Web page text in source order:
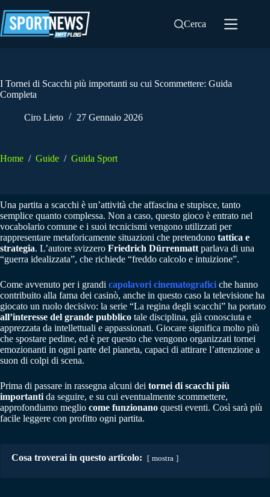
al
contenuto
Cerca
I Tornei di Scacchi più importanti su cui Scommettere: Guida
Completa
Ciro Lieto 27 Gennaio 2026
Home / Guide / Guida Sport
Una partita a scacchi è un’attività che affascina e stupisce, tanto
semplice quanto complessa. Non a caso, questo gioco è entrato nel
vocabolario comune e i suoi tecnicismi vengono utilizzati per
rappresentare metaforicamente situazioni che pretendono tattica e
strategia. L’autore svizzero Friedrich Dürrenmatt parlava di una
“guerra idealizzata”, che richiede “freddo calcolo e intuizione”.
Come avvenuto per i grandi capolavori cinematografici che hanno
contribuito alla fama dei casinò, anche in questo caso la televisione ha
giocato un ruolo decisivo: la serie “La regina degli scacchi” ha portato
all’interesse del grande pubblico tale disciplina, già conosciuta e
apprezzata da intellettuali e appassionati. Giocare significa molto più
che spostare pedine, ed è per questo che vengono organizzati tornei
emozionanti in ogni parte del pianeta, capaci di attirare l’attenzione a
suon di colpi di scena.
Prima di passare in rassegna alcuni dei tornei di scacchi più
importanti da seguire, e su cui eventualmente scommettere,
approfondiamo meglio come funzionano questi eventi. Così sarà più
facile leggere con profitto ogni partita.
Cosa troverai in questo articolo: mostra